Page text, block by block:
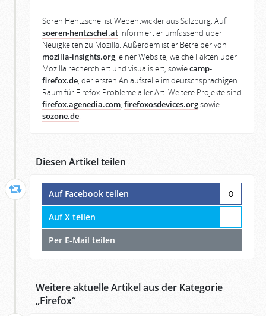
Sören Hentzschel ist Webentwickler aus Salzburg. Auf
soeren-hentzschel.at informiert er umfassend über
Neuigkeiten zu Mozilla. Außerdem ist er Betreiber von
mozilla-insights.org, einer Website, welche Fakten über
Mozilla recherchiert und visualisiert, sowiecamp-
firefox.de, der ersten Anlaufstelle im deutschsprachigen
Raum für Firefox-Probleme aller Art. Weitere Projekte sind
firefox.agenedia.com, firefoxosdevices.orgsowie
sozone.de.
Diesen Artikel teilen
Auf Facebook teilen 0
Auf X teilen …
Per E-Mail teilen
Weitere aktuelle Artikel aus der Kategorie
„Firefox“